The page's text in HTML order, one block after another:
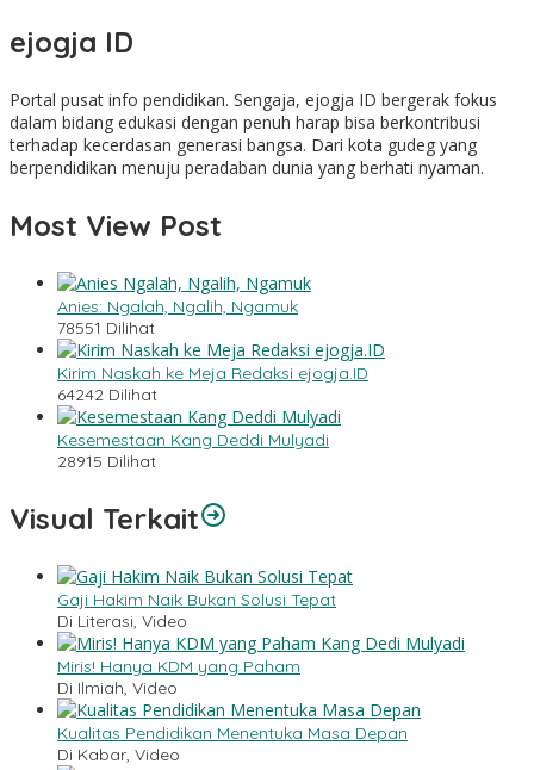
ejogja ID
Portal pusat info pendidikan. Sengaja, ejogja ID bergerak fokus
dalam bidang edukasi dengan penuh harap bisa berkontribusi
terhadap kecerdasan generasi bangsa. Dari kota gudeg yang
berpendidikan menuju peradaban dunia yang berhati nyaman.
Most View Post
Anies: Ngalah, Ngalih, Ngamuk
78551 Dilihat
Kirim Naskah ke Meja Redaksi ejogja.ID
64242 Dilihat
Kesemestaan Kang Deddi Mulyadi
28915 Dilihat
Visual Terkait
Gaji Hakim Naik Bukan Solusi Tepat
Di Literasi, Video
Miris! Hanya KDM yang Paham
Di Ilmiah, Video
Kualitas Pendidikan Menentuka Masa Depan
Di Kabar, Video